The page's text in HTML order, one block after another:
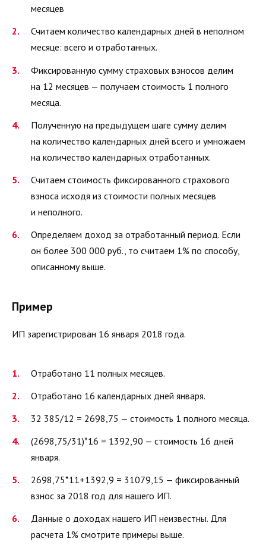
месяцев
Считаем количество календарных дней в неполном
месяце: всего и отработанных.
Фиксированную сумму страховых взносов делим
на 12 месяцев — получаем стоимость 1 полного
месяца.
Полученную на предыдущем шаге сумму делим
на количество календарных дней всего и умножаем
на количество календарных отработанных.
Считаем стоимость фиксированного страхового
взноса исходя из стоимости полных месяцев
и неполного.
Определяем доход за отработанный период. Если
он более 300 000 руб., то считаем 1% по способу,
описанному выше.
Пример
ИП зарегистрирован 16 января 2018 года.
Отработано 11 полных месяцев.
Отработано 16 календарных дней января.
32 385/12 = 2698,75 — стоимость 1 полного месяца.
(2698,75/31)*16 = 1392,90 — стоимость 16 дней
января.
2698,75*11+1392,9 = 31079,15 — фиксированный
взнос за 2018 год для нашего ИП.
Данные о доходах нашего ИП неизвестны. Для
расчета 1% смотрите примеры выше.